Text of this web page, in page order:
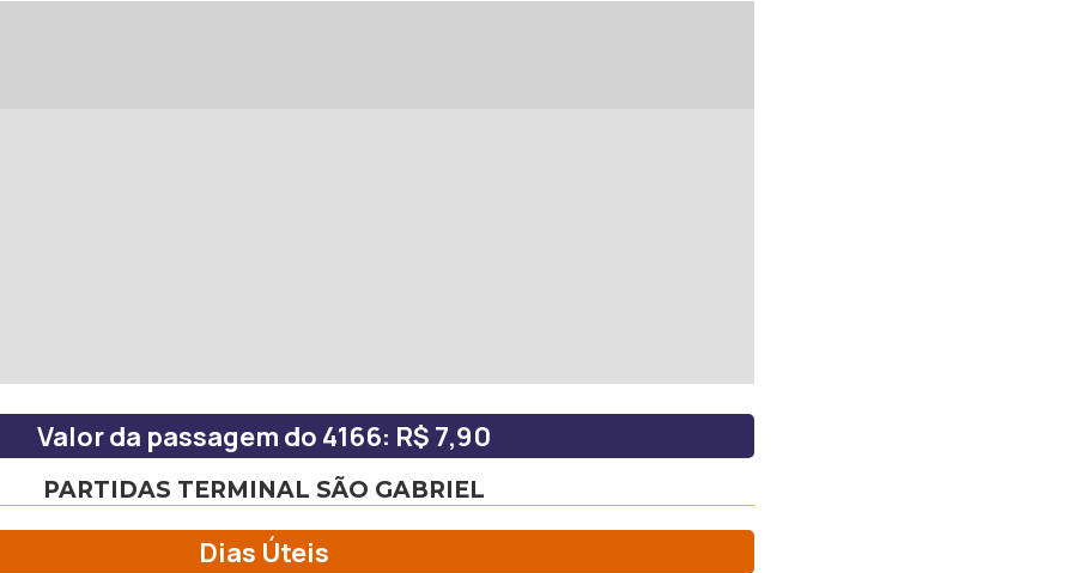
Valor da passagem do 4166: R$ 7,90
PARTIDAS TERMINAL SÃO GABRIEL
Dias Úteis